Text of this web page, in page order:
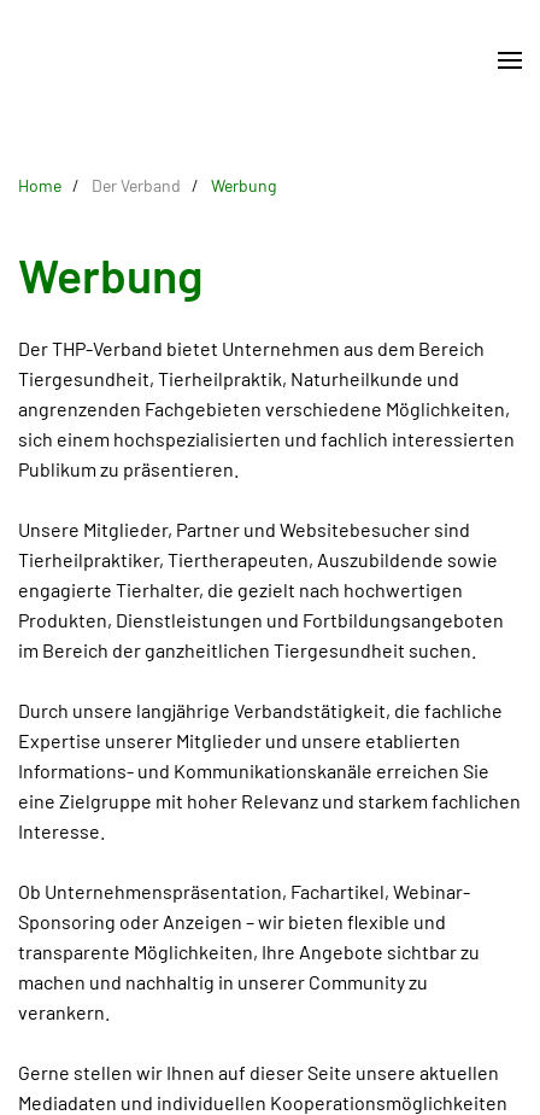
Home Der Verband Werbung
Werbung
Der THP-Verband bietet Unternehmen aus dem Bereich
Tiergesundheit, Tierheilpraktik, Naturheilkunde und
angrenzenden Fachgebieten verschiedene Möglichkeiten,
sich einem hochspezialisierten und fachlich interessierten
Publikum zu präsentieren.
Unsere Mitglieder, Partner und Websitebesucher sind
Tierheilpraktiker, Tiertherapeuten, Auszubildende sowie
engagierte Tierhalter, die gezielt nach hochwertigen
Produkten, Dienstleistungen und Fortbildungsangeboten
im Bereich der ganzheitlichen Tiergesundheit suchen.
Durch unsere langjährige Verbandstätigkeit, die fachliche
Expertise unserer Mitglieder und unsere etablierten
Informations- und Kommunikationskanäle erreichen Sie
eine Zielgruppe mit hoher Relevanz und starkem fachlichen
Interesse.
Ob Unternehmenspräsentation, Fachartikel, Webinar-
Sponsoring oder Anzeigen – wir bieten flexible und
transparente Möglichkeiten, Ihre Angebote sichtbar zu
machen und nachhaltig in unserer Community zu
verankern.
Gerne stellen wir Ihnen auf dieser Seite unsere aktuellen
Mediadaten und individuellen Kooperationsmöglichkeiten